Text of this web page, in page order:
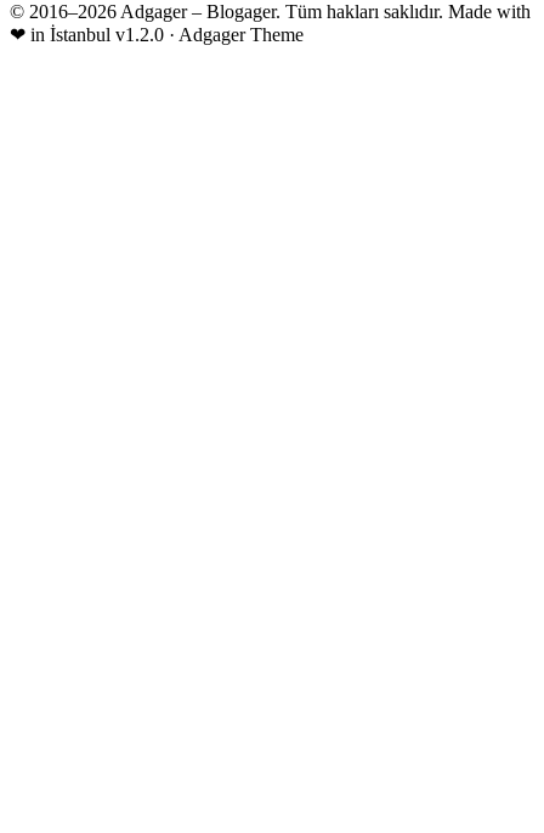
© 2016–2026 Adgager – Blogager. Tüm hakları saklıdır. Made with
❤ in İstanbul v1.2.0 · Adgager Theme